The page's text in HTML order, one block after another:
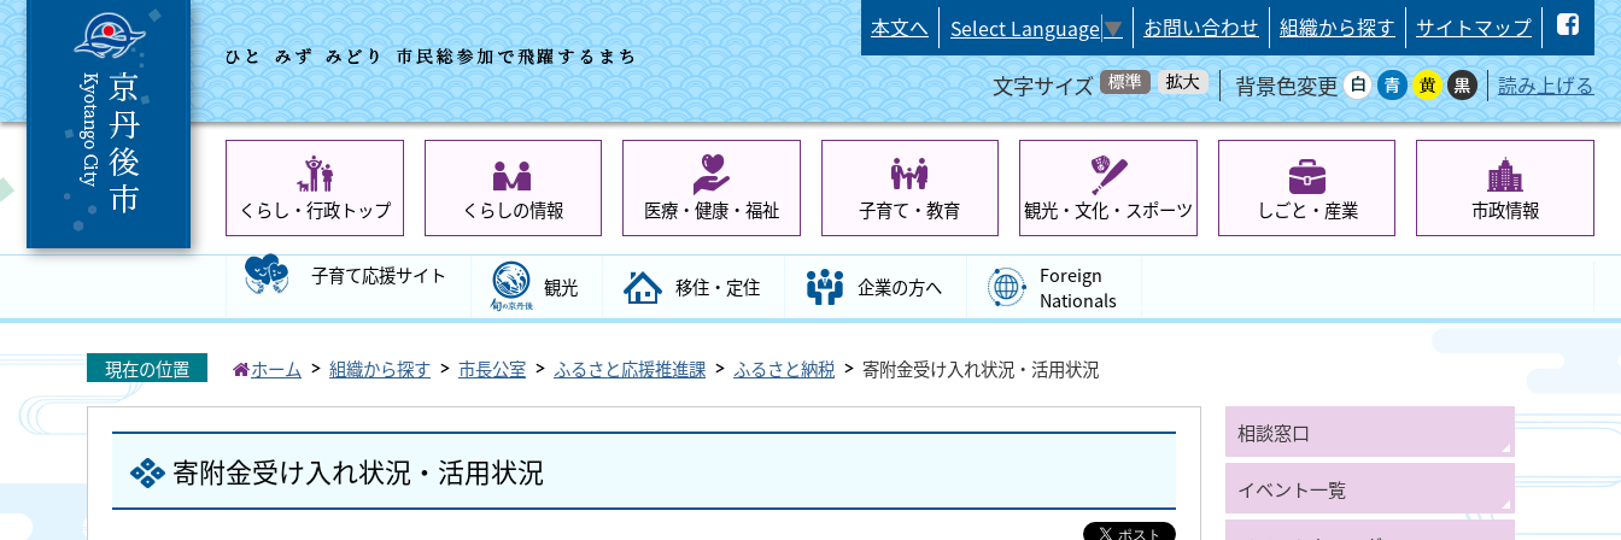
本文へ Select Language▼ お問い合わせ 組織から探す サイトマップ
文字サイズ 背景色変更 読み上げる
くらし・行政トップ くらしの情報 医療・健康・福祉 子育て・教育 観光・文化・スポーツ しごと・産業 市政情報
子育て応援サイト 観光 移住・定住 企業の方へ
Foreign
Nationals
現在の位置 ホーム 組織から探す 市長公室 ふるさと応援推進課 ふるさと納税 寄附金受け入れ状況・活用状況
寄附金受け入れ状況・活用状況
相談窓口
イベント一覧